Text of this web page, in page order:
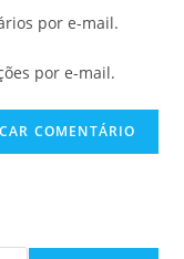
por e-mail.
por e-mail.